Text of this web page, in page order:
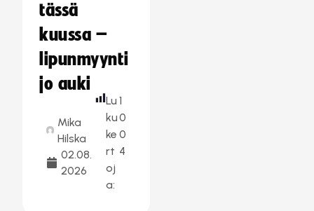
tässä
kuussa –
lipunmyynti
jo auki
Mika
Hilska
02.08.
2026
Lu
ku
ke
rt
oj
a:
1
0
0
4